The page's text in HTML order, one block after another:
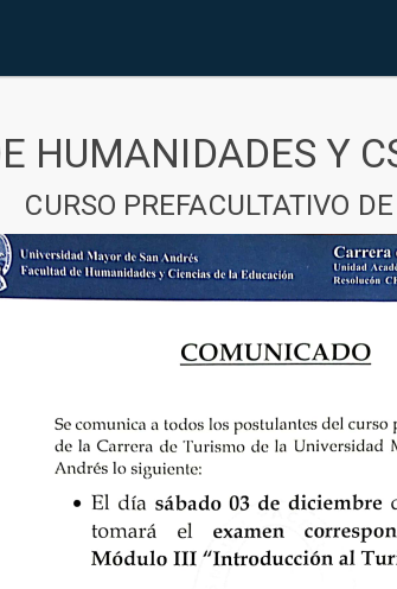
HUMANIDADES Y
CURSO PREFACULTATIVO